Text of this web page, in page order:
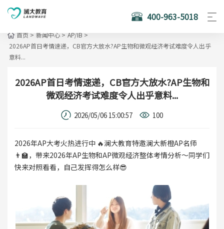
400-963-5018
首页 > 新闻中心 > AP/IB >
2026AP首日考情速递，CB官方大放水?AP生物和微观经济考试难度令人出乎
意料...
2026AP首日考情速递，CB官方大放水?AP生物和
微观经济考试难度令人出乎意料...
2026/05/06 15:00:57 100
2026年AP大考火热进行中 🔥澜大教育特邀澜大新橙AP名师
👨‍🏫，带来2026年AP生物和AP微观经济整体考情分析～同学们
快来对照看看，自己发挥得怎么样😎